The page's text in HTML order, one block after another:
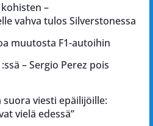
–
vahva tulos Silverstonessa
muutosta F1-autoihin
– Sergio Perez pois
viesti epäilijöille:
vielä edessä”